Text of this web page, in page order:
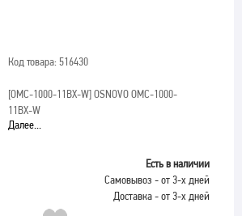
Код товара: 516430
[OMC-1000-11BX-W]OSNOVO OMC-1000-
11BX-W
Далее...
Есть в наличии
Самовывоз - от 3-х дней
Доставка - от 3-х дней